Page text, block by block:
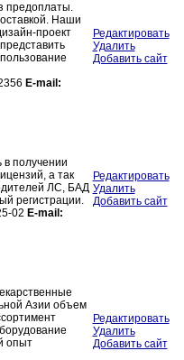
предоплаты.
Наши
проект
E-mail:
Редактировать
Удалить
Добавить сайт
получении
а так
ЛС, БАД
регистрации.
02 E-mail:
Редактировать
Удалить
Добавить сайт
Азии объем
опыт
Редактировать
Удалить
Добавить сайт